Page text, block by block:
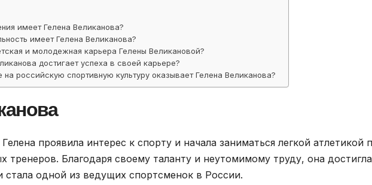
имеет Гелена Великанова?
имеет Гелена Великанова?
и молодежная карьера Гелены Великановой?
достигает успеха в своей карьере?
на российскую спортивную культуру оказывает Гелена Великанова?
проявила интерес к спорту и начала заниматься легкой атлетикой
тренеров. Благодаря своему таланту и неутомимому труду, она достигла
стала одной из ведущих спортсменок в России.